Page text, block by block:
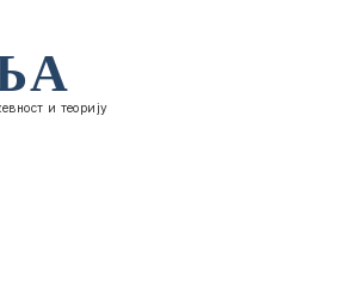
и теорију